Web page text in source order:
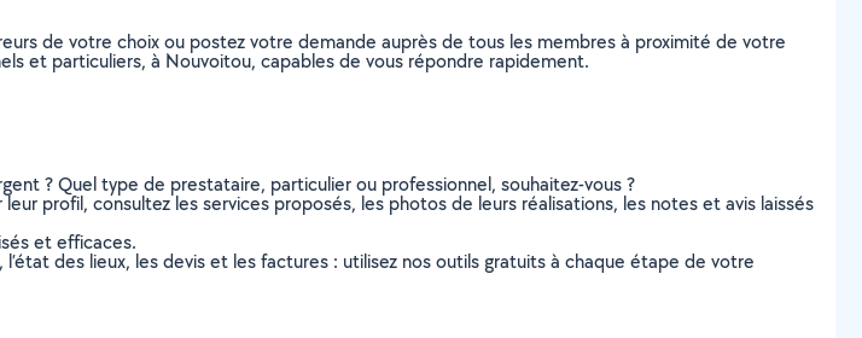
de votre choix ou postez votre demande auprès de tous les membres à proximité de votre
et particuliers, à Nouvoitou, capables de vous répondre rapidement.
? Quel type de prestataire, particulier ou professionnel, souhaitez-vous ?
profil, consultez les services proposés, les photos de leurs réalisations, les notes et avis laissés
et efficaces.
des lieux, les devis et les factures : utilisez nos outils gratuits à chaque étape de votre